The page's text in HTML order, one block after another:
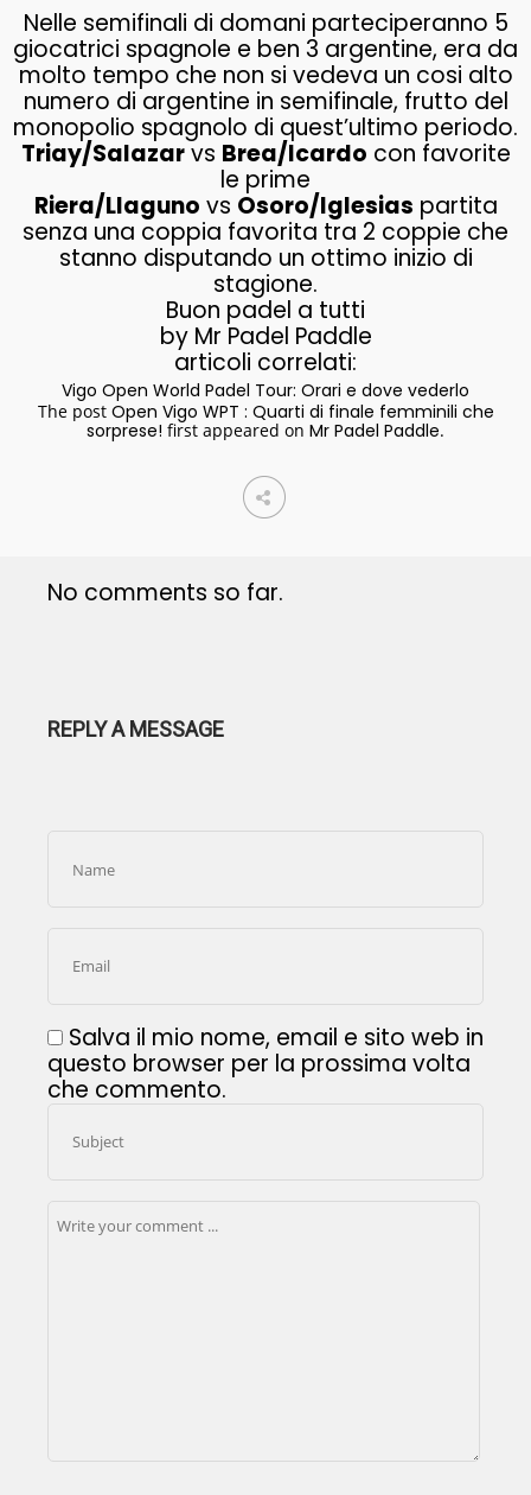
Nelle semifinali di domani parteciperanno 5
giocatrici spagnole e ben 3 argentine, era da
molto tempo che non si vedeva un cosi alto
numero di argentine in semifinale, frutto del
monopolio spagnolo di quest’ultimo periodo.
Triay/Salazarvs Brea/Icardo con favorite
le prime
Riera/Llaguno vs Osoro/Iglesias partita
senza una coppia favorita tra 2 coppie che
stanno disputando un ottimo inizio di
stagione.
Buon padel a tutti
by Mr Padel Paddle
articoli correlati:
Vigo Open World Padel Tour: Orari e dove vederlo
The post Open Vigo WPT : Quarti di finale femminili che
sorprese! first appeared on Mr Padel Paddle.
No comments so far.
REPLY A MESSAGE
Salva il mio nome, email e sito web in
questo browser per la prossima volta
che commento.